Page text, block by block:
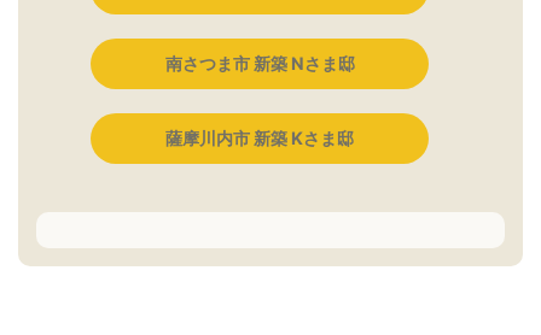
南さつま市 新築 Nさま邸
薩摩川内市 新築 Kさま邸